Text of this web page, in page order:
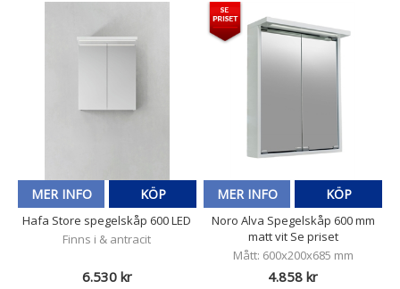
MER INFO KÖP
Hafa Store spegelskåp 600 LED
Finns i & antracit
6.530 kr
MER INFO KÖP
Noro Alva Spegelskåp 600 mm
matt vit Se priset
Mått: 600x200x685 mm
4.858 kr